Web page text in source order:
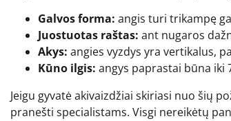
Galvos forma: angis turi trikampę
Juostuotas raštas: ant nugaros
Akys: angies vyzdys yra vertikalus,
Kūno ilgis: angys paprastai būna iki
Jeigu gyvatė akivaizdžiai skiriasi nuo šių
pranešti specialistams. Visgi nereikėtų